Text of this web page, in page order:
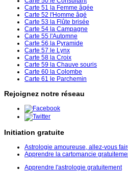
Carte 51 la Femme âgée
Carte 52 l'Homme âgé
Carte 53 la Flûte brisée
Carte 54 la Campagne
Carte 55 l'Automne
Carte 56 la Pyramide
Carte 57 le Lynx
Carte 58 la Croix
Carte 59 la Chauve souris
Carte 60 la Colombe
Carte 61 le Parchemin
Rejoignez notre réseau
Initiation gratuite
Astrologie amoureuse, allez-vous
Apprendre la cartomancie
Apprendre l'astrologie gratuitement